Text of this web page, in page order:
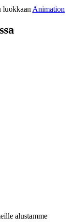
luokkaan Animation
alustamme